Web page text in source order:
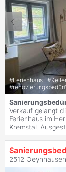
#Ferienhaus #Keller
#
Verkauf gelangt
Ferienhaus im
Kremstal.
2512